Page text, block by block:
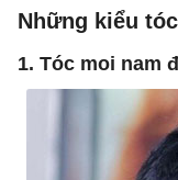
Những kiểu
1. Tóc moi nam